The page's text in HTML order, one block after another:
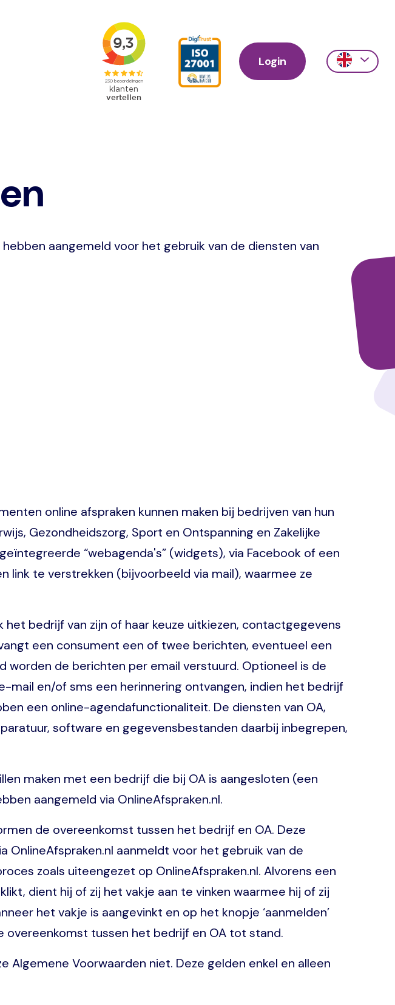
Action
Primair
menu
Login
Action
aangemeld voor het gebruik van de diensten van
online afspraken kunnen maken bij bedrijven van hun
Gezondheidszorg, Sport en Ontspanning en Zakelijke
“webagenda's” (widgets), via Facebook of een
link te verstrekken (bijvoorbeeld via mail), waarmee ze
bedrijf van zijn of haar keuze uitkiezen, contactgegevens
een consument een of twee berichten, eventueel een
worden de berichten per email verstuurd. Optioneel is de
mail en/of sms een herinnering ontvangen, indien het bedrijf
een online-agendafunctionaliteit. De diensten van OA,
software en gegevensbestanden daarbij inbegrepen,
maken met een bedrijf die bij OA is aangesloten (een
aangemeld via OnlineAfspraken.nl.
de overeenkomst tussen het bedrijf en OA. Deze
aanmeldt voor het gebruik van de
zoals uiteengezet op OnlineAfspraken.nl. Alvorens een
dient hij of zij het vakje aan te vinken waarmee hij of zij
het vakje is aangevinkt en op het knopje ‘aanmelden’
overeenkomst tussen het bedrijf en OA tot stand.
Voorwaarden niet. Deze gelden enkel en alleen